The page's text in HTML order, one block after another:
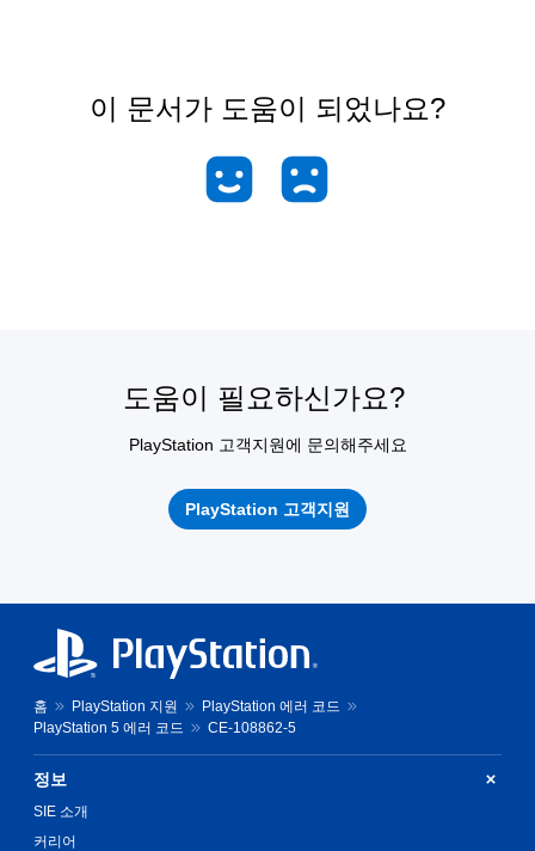
이 문서가 도움이 되었나요?
도움이 필요하신가요?
PlayStation 고객지원에 문의해주세요
PlayStation 고객지원
홈 PlayStation 지원
PlayStation 에러 코드
PlayStation 5 에러 코드
CE-108862-5
정보
SIE 소개
커리어